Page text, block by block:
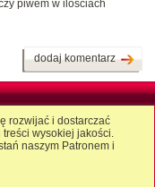
piwem w ilościach
dodaj komentarz
rozwijać i dostarczać
wysokiej jakości.
naszym Patronem i